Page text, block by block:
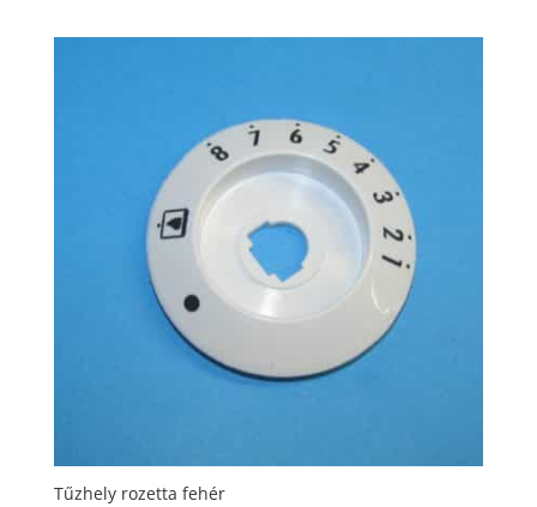
Tűzhely rozetta fehér